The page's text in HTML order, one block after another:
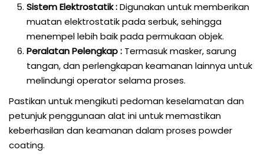
Sistem Elektrostatik :Digunakan untuk memberikan
muatan elektrostatik pada serbuk, sehingga
menempel lebih baik pada permukaan objek.
Peralatan Pelengkap : Termasuk masker, sarung
tangan, dan perlengkapan keamanan lainnya untuk
melindungi operator selama proses.
Pastikan untuk mengikuti pedoman keselamatan dan
petunjuk penggunaan alat ini untuk memastikan
keberhasilan dan keamanan dalam proses powder
coating.